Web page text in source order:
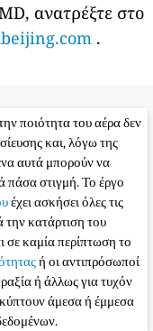
ανατρέξτε στο
.
ποιότητα του αέρα δεν
και, λόγω της
αυτά μπορούν να
πάσα στιγμή. Το έργο
έχει ασκήσει όλες τις
την κατάρτιση του
σε καμία περίπτωση το
ή οι αντιπρόσωποί
ή άλλως για τυχόν
άμεσα ή έμμεσα